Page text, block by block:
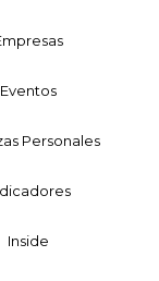
Eventos
Personales
Inside